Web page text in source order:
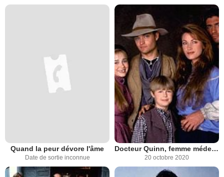
Quand la peur dévore l'âme
Date de sortie inconnue
Docteur Quinn, femme médecin
20 octobre 2020